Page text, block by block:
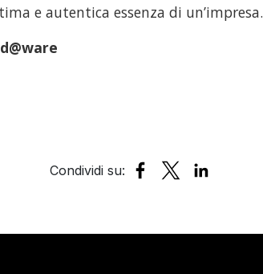
e autentica essenza di un’impresa.